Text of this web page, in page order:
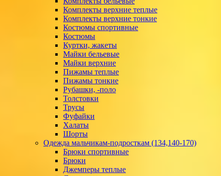
Комплекты верхние теплые
Комплекты верхние тонкие
Костюмы спортивные
Костюмы
Куртки, жакеты
Майки бельевые
Майки верхние
Пижамы теплые
Пижамы тонкие
Рубашки, -поло
Толстовки
Трусы
Фуфайки
Халаты
Шорты
Одежда мальчикам-подросткам (134,140-170)
Брюки спортивные
Брюки
Джемперы теплые